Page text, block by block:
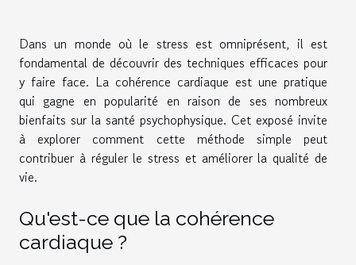
Dans un monde où le stress est omniprésent, il est
fondamental de découvrir des techniques efficaces pour
y faire face. La cohérence cardiaque est une pratique
qui gagne en popularité en raison de ses nombreux
bienfaits sur la santé psychophysique. Cet exposé invite
à explorer comment cette méthode simple peut
contribuer à réguler le stress et améliorer la qualité de
vie.
Qu'est-ce que la cohérence
cardiaque ?